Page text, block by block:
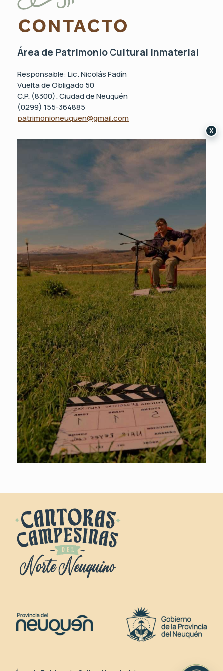
Área de Patrimonio Cultural Inmaterial
Responsable: Lic. Nicolás Padín
Vuelta de Obligado 50
C.P. (8300). Ciudad de Neuquén
(0299) 155-364885
patrimonioneuquen@gmail.com
X